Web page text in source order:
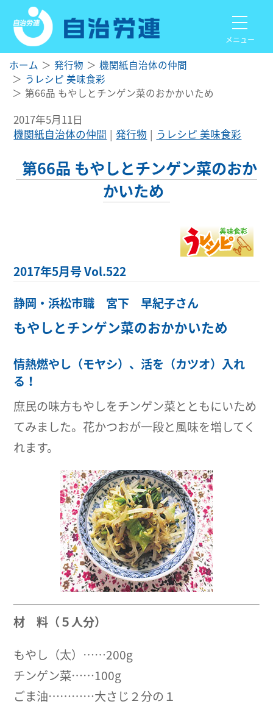
メニュー
ホーム 発行物
機関紙自治体の仲間
うレシピ 美味食彩
第66品 もやしとチンゲン菜のおかかいため
2017年5月11日
機関紙自治体の仲間
発行物 うレシピ 美味食彩
第66品 もやしとチンゲン菜のおか
かいため
2017年5月号 Vol.522
静岡・浜松市職 宮下 早紀子さん
もやしとチンゲン菜のおかかいため
情熱燃やし（モヤシ）、活を（カツオ）入れ
る！
庶民の味方もやしをチンゲン菜とともにいため
てみました。花かつおが一段と風味を増してく
れます。
材 料（５人分）
もやし（太）……200g
チンゲン菜……100g
ごま油…………大さじ２分の１